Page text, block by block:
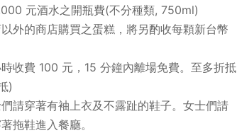
元酒水之開瓶費(不分種類, 750ml)
外的商店購買之蛋糕，將另酌收每顆新台幣
收費 100 元，15 分鐘內離場免費。至多折抵
)
請穿著有袖上衣及不露趾的鞋子。女士們請
拖鞋進入餐廳。